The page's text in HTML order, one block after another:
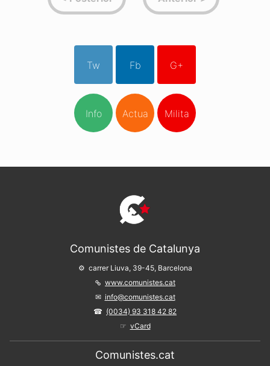
Tw Fb G+
Info Actua Milita
Comunistes de Catalunya
carrer Liuva, 39-45, Barcelona
www.comunistes.cat
info@comunistes.cat
(0034) 93 318 42 82
vCard
Comunistes.cat